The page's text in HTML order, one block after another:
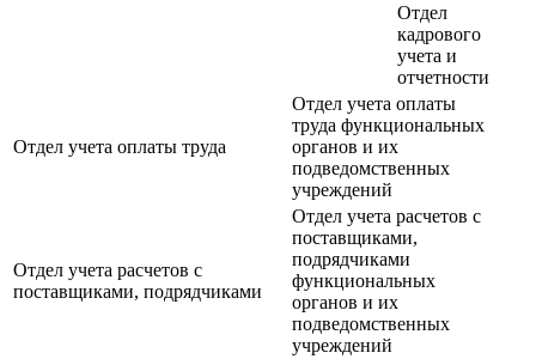
Отдел
кадрового
учета и
отчетности
Отдел учета оплаты труда
Отдел учета оплаты
труда функциональных
органов и их
подведомственных
учреждений
Отдел учета расчетов с
поставщиками, подрядчиками
Отдел учета расчетов с
поставщиками,
подрядчиками
функциональных
органов и их
подведомственных
учреждений